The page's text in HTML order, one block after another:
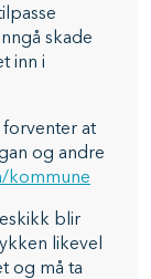
skade
inn i
forventer at
og andre
kommune
blir
likevel
og må ta